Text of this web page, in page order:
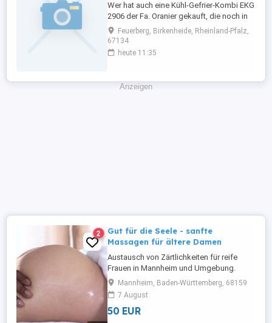
Wer hat auch eine Kühl-Gefrier-Kombi EKG
2906 der Fa. Oranier gekauft, die noch in
der Garantiezeit plötzlich angefangen hat
zu brummen und einen unerträglichen
Geräuschpegel von über 40 dB erreicht
vom Hersteller erlaubten Wert von 42,5 dB.
Feuerberg, Birkenheide, Rheinland-Pfalz,
67134
heute 11:35
Anzeigen
2
Gut für die Seele - sanfte
Massagen für ältere Damen
Austausch von Zärtlichkeiten für reife
Frauen in Mannheim und Umgebung.
Mannheim, Baden-Württemberg, 68159
7 August
50 EUR